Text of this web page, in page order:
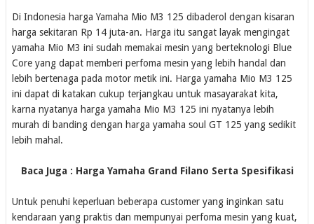
Di Indonesia harga Yamaha Mio M3 125 dibaderol dengan kisaran
harga sekitaran Rp 14 juta-an. Harga itu sangat layak mengingat
yamaha Mio M3 ini sudah memakai mesin yang berteknologi Blue
Core yang dapat memberi perfoma mesin yang lebih handal dan
lebih bertenaga pada motor metik ini. Harga yamaha Mio M3 125
ini dapat di katakan cukup terjangkau untuk masayarakat kita,
karna nyatanya harga yamaha Mio M3 125 ini nyatanya lebih
murah di banding dengan harga yamaha soul GT 125 yang sedikit
lebih mahal.
Baca Juga : Harga Yamaha Grand Filano Serta Spesifikasi
Untuk penuhi keperluan beberapa customer yang inginkan satu
kendaraan yang praktis dan mempunyai perfoma mesin yang kuat,